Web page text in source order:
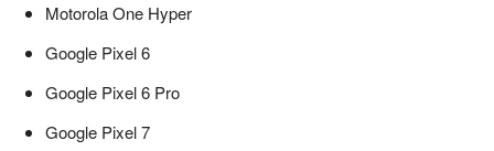
Motorola One Hyper
Google Pixel 6
Google Pixel 6 Pro
Google Pixel 7